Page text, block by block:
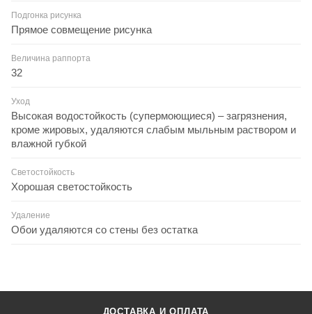
Подгонка рисунка
Прямое совмещение рисунка
Величина раппорта
32
Уход
Высокая водостойкость (супермоющиеся) – загрязнения,
кроме жировых, удаляются слабым мыльным раствором и
влажной губкой
Светостойкость
Хорошая светостойкость
Удаление
Обои удаляются со стены без остатка
ДОСТАВКА И ОПЛАТА